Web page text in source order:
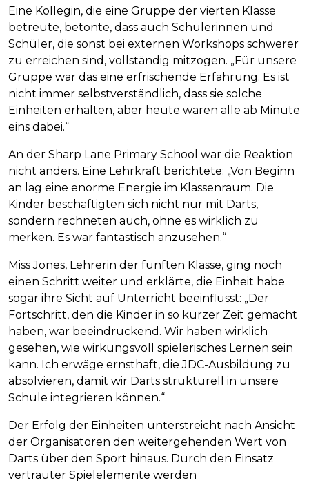
Eine Kollegin, die eine Gruppe der vierten Klasse
betreute, betonte, dass auch Schülerinnen und
Schüler, die sonst bei externen Workshops schwerer
zu erreichen sind, vollständig mitzogen. „Für unsere
Gruppe war das eine erfrischende Erfahrung. Es ist
nicht immer selbstverständlich, dass sie solche
Einheiten erhalten, aber heute waren alle ab Minute
eins dabei.“
An der Sharp Lane Primary School war die Reaktion
nicht anders. Eine Lehrkraft berichtete: „Von Beginn
an lag eine enorme Energie im Klassenraum. Die
Kinder beschäftigten sich nicht nur mit Darts,
sondern rechneten auch, ohne es wirklich zu
merken. Es war fantastisch anzusehen.“
Miss Jones, Lehrerin der fünften Klasse, ging noch
einen Schritt weiter und erklärte, die Einheit habe
sogar ihre Sicht auf Unterricht beeinflusst: „Der
Fortschritt, den die Kinder in so kurzer Zeit gemacht
haben, war beeindruckend. Wir haben wirklich
gesehen, wie wirkungsvoll spielerisches Lernen sein
kann. Ich erwäge ernsthaft, die JDC-Ausbildung zu
absolvieren, damit wir Darts strukturell in unsere
Schule integrieren können.“
Der Erfolg der Einheiten unterstreicht nach Ansicht
der Organisatoren den weitergehenden Wert von
Darts über den Sport hinaus. Durch den Einsatz
vertrauter Spielelemente werden